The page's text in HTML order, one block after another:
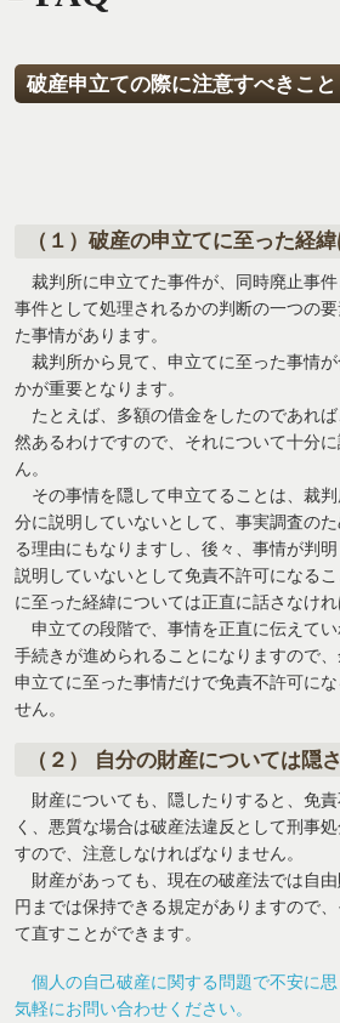
個人再生
破産申立ての際に注意すべきこと
（１）破産の申立てに至った経
裁判所に申立てた事件が、同時廃止事
事件として処理されるかの判断の一つの
た事情があります。
裁判所から見て、申立てに至った事情
かが重要となります。
たとえば、多額の借金をしたのであれ
然あるわけですので、それについて十分
ん。
その事情を隠して申立てることは、裁
分に説明していないとして、事実調査の
る理由にもなりますし、後々、事情が判
説明していないとして免責不許可になる
に至った経緯については正直に話さなけれ
申立ての段階で、事情を正直に伝えてい
手続きが進められることになりますので、
申立てに至った事情だけで免責不許可に
せん。
（２） 自分の財産については隠
財産についても、隠したりすると、免
く、悪質な場合は破産法違反として刑事
すので、注意しなければなりません。
財産があっても、現在の破産法では自
円までは保持できる規定がありますので
て直すことができます。
個人の自己破産に関する問題で不安に
気軽にお問い合わせください。